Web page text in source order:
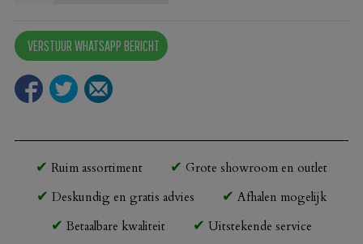
New
Delhi
70x70
VERSTUUR WHATSAPP BERICHT
Ruim assortiment
Grote showroom en outlet
Deskundig en gratis advies
Afhalen mogelijk
Betaalbare kwaliteit
Uitstekende service